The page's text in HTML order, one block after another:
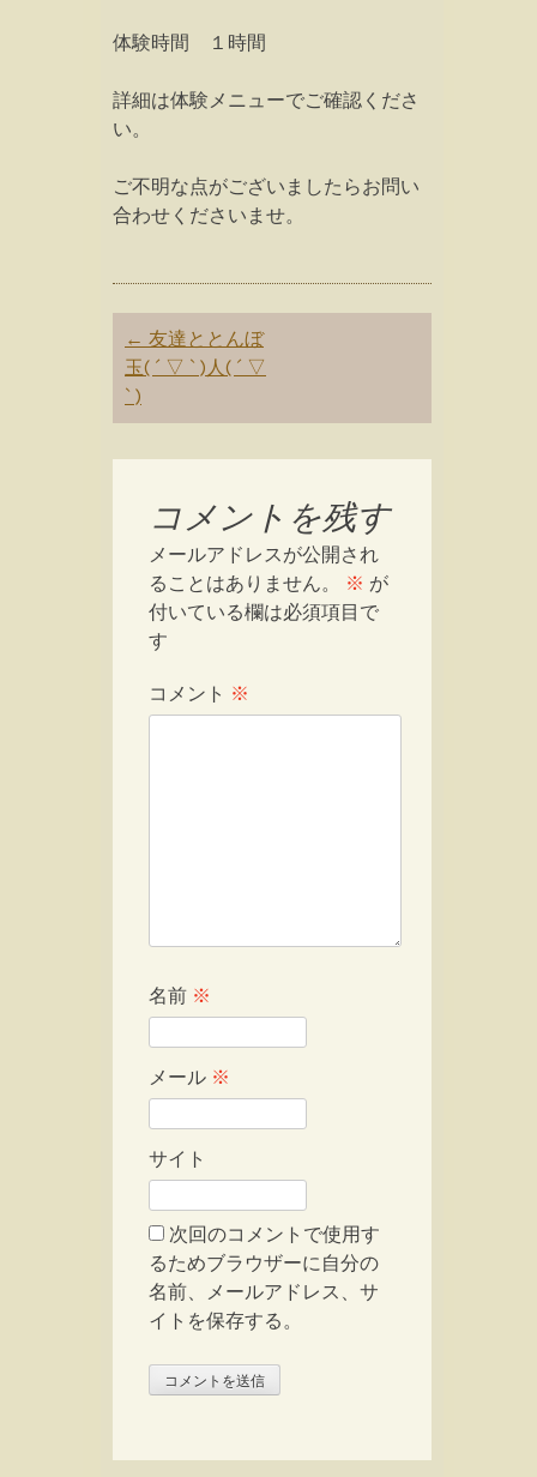
体験時間 １時間
詳細は体験メニューでご確認くださ
い。
ご不明な点がございましたらお問い
合わせくださいませ。
Post
navigation
← 友達ととんぼ
玉( ´ ▽ ` )人( ´ ▽
` )
コメントを残す
メールアドレスが公開され
ることはありません。
※ が
付いている欄は必須項目で
す
コメント ※
名前 ※
メール ※
サイト
次回のコメントで使用す
るためブラウザーに自分の
名前、メールアドレス、サ
イトを保存する。